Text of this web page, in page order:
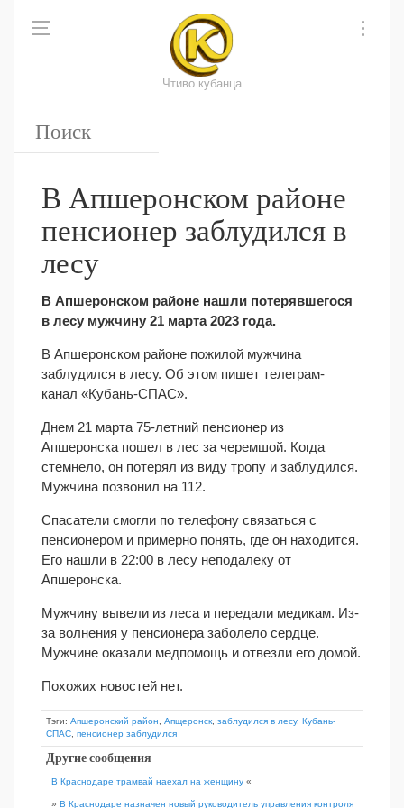
Чтиво кубанца
В Апшеронском районе
пенсионер заблудился в
лесу
В Апшеронском районе нашли потерявшегося
в лесу мужчину 21 марта 2023 года.
В Апшеронском районе пожилой мужчина
заблудился в лесу. Об этом пишет телеграм-
канал «Кубань-СПАС».
Днем 21 марта 75-летний пенсионер из
Апшеронска пошел в лес за черемшой. Когда
стемнело, он потерял из виду тропу и заблудился.
Мужчина позвонил на 112.
Спасатели смогли по телефону связаться с
пенсионером и примерно понять, где он находится.
Его нашли в 22:00 в лесу неподалеку от
Апшеронска.
Мужчину вывели из леса и передали медикам. Из-
за волнения у пенсионера заболело сердце.
Мужчине оказали медпомощь и отвезли его домой.
Похожих новостей нет.
Тэги: Апшеронский район Апщеронск заблудился в лесу, Кубань-
СПАС пенсионер заблудился
Другие сообщения
В Краснодаре трамвай наехал на женщину «
» В Краснодаре назначен новый руководитель управления контроля